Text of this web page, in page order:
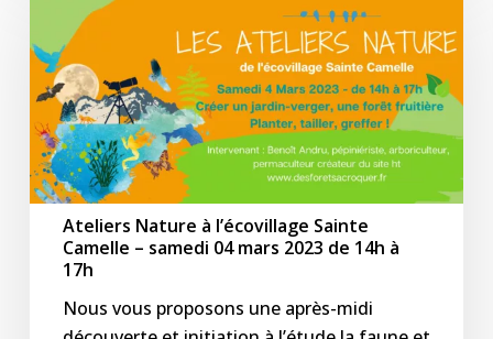
l’écovillage
Sainte
Camelle
samedi
04
mars
2023
Ateliers Nature à l’écovillage Sainte
Camelle – samedi 04 mars 2023 de 14h à
17h
Nous vous proposons une après-midi